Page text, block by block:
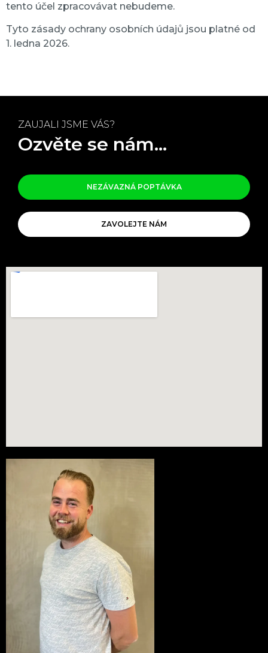
tento účel zpracovávat nebudeme.
Tyto zásady ochrany osobních údajů jsou platné od
1. ledna 2026.
ZAUJALI JSME VÁS?
Ozvěte se nám...
NEZÁVAZNÁ POPTÁVKA
ZAVOLEJTE NÁM